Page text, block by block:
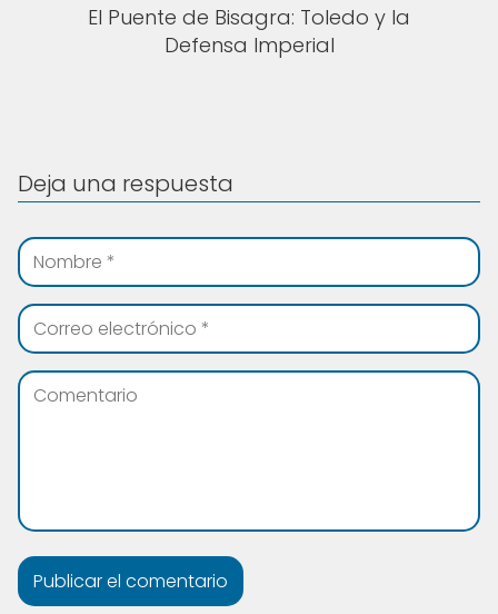
El Puente de Bisagra: Toledo y la
Defensa Imperial
Deja una respuesta